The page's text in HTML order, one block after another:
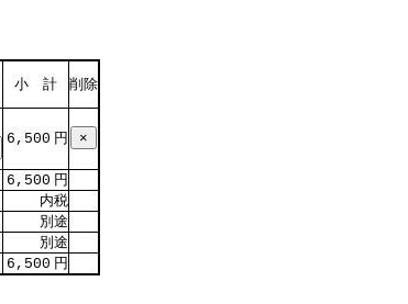
小 計
削除
6,500 円
6,500 円
内税
別途
別途
6,500 円